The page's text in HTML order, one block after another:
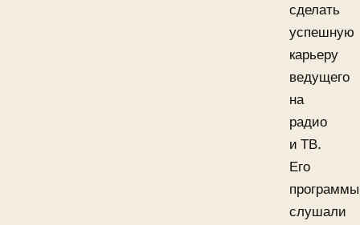
сделать
успешную
карьеру
ведущего
на
радио
и ТВ.
Его
программы
слушали